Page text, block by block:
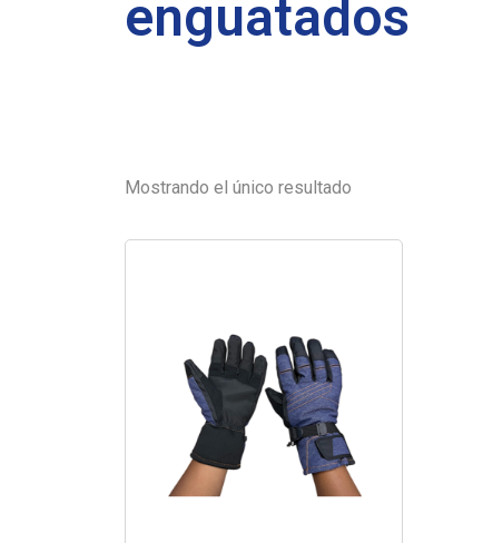
enguatados
Mostrando el único resultado